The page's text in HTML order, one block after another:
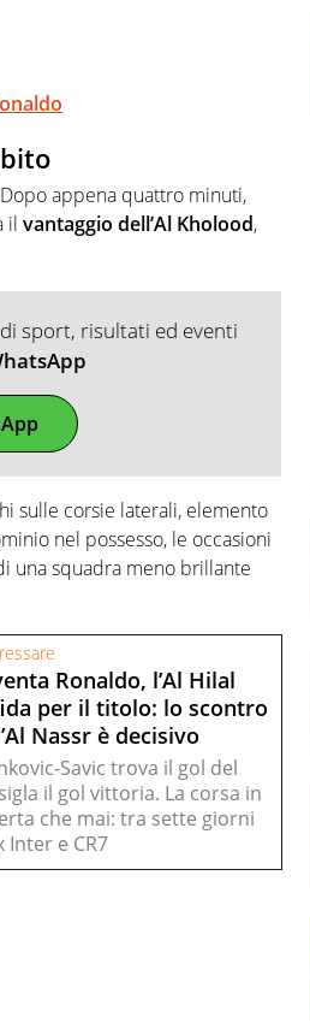
appena quattro minuti,
il vantaggio dell’Al Kholood,
sport, risultati ed eventi
sulle corsie laterali, elemento
nel possesso, le occasioni
una squadra meno brillante
Ronaldo, l’Al Hilal
per il titolo: lo scontro
Nassr è decisivo
Savic trova il gol del
il gol vittoria. La corsa in
che mai: tra sette giorni
Inter e CR7